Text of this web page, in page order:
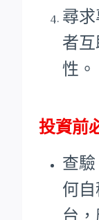
尋
者
性。
投資前
查
何
台